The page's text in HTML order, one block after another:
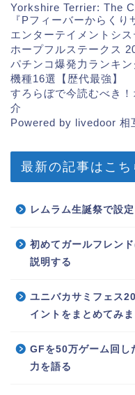
Yorkshire Terrier: The
『Pフィーバーからく
エンターテイメントシ
ホープフルステークス
パチンコ爆発力ランキ
機種16選【歴代最強】
すろらぼで今読むべき
介
Powered by livedoor 相
最新の記事はこち
レムラム生誕祭で設
初めてガールフレン
説明する
ユニバカサミフェス
イントをまとめてみま
GFを50万ゲーム回
力を語る